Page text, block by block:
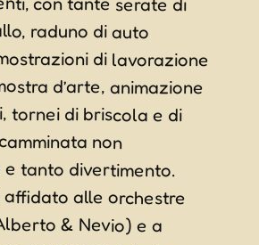
tanto divertimento.
affidato alle orchestre
& Nevio) e a
la musica dal vivo
White Shorts e la